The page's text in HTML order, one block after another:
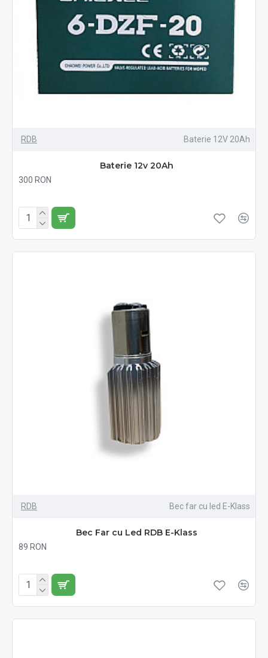
RDB Baterie 12V 20Ah
Baterie 12v 20Ah
300 RON
RDB Bec far cu led E-Klass
Bec Far cu Led RDB E-Klass
89 RON